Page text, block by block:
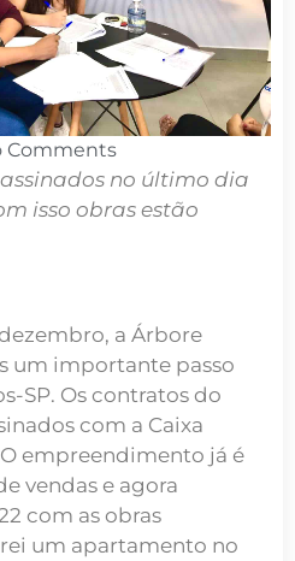
Comments
no último dia
isso obras estão
a Árbore
um importante passo
SP. Os contratos do
com a Caixa
empreendimento já é
vendas e agora
com as obras
um apartamento no